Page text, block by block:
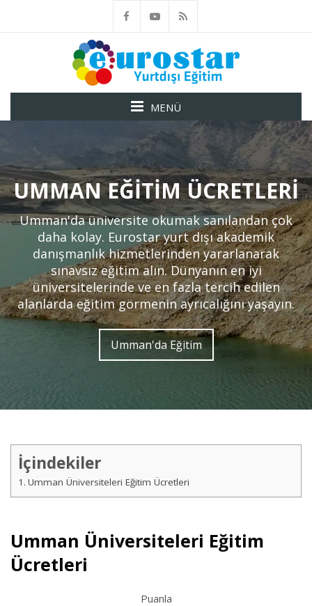
MENÜ
UMMAN EĞITIM ÜCRETLERI
Umman'da üniversite okumak sanılandan çok
daha kolay. Eurostar yurt dışı akademik
danışmanlık hizmetlerinden yararlanarak
sınavsız eğitim alın. Dünyanın en iyi
üniversitelerinde ve en fazla tercih edilen
alanlarda eğitim görmenin ayrıcalığını yaşayın.
Umman'da Eğitim
İçindekiler
Umman Üniversiteleri Eğitim Ücretleri
Umman Üniversiteleri Eğitim
Ücretleri
Puanla